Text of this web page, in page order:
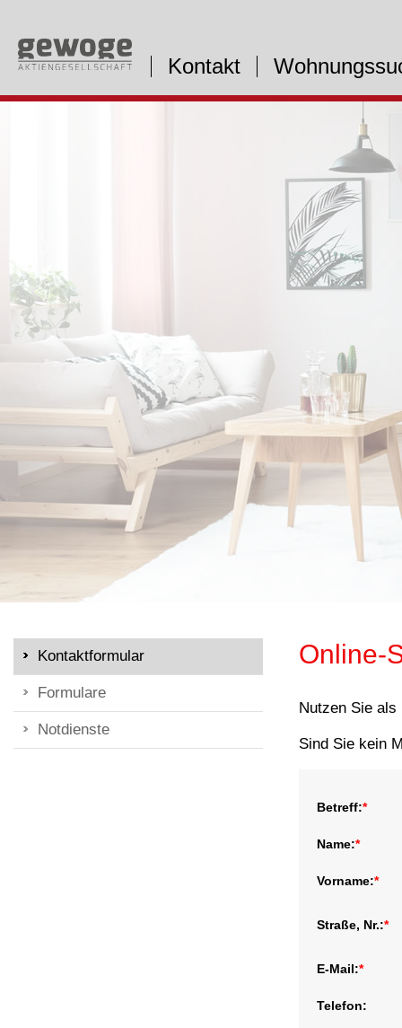
Kontakt
Kontaktformular
Formulare
Notdienste
Online-
Nutzen Sie als
Sind Sie kein
Betreff:*
Name:*
Vorname:*
Straße, Nr.:*
E-Mail:*
Telefon: